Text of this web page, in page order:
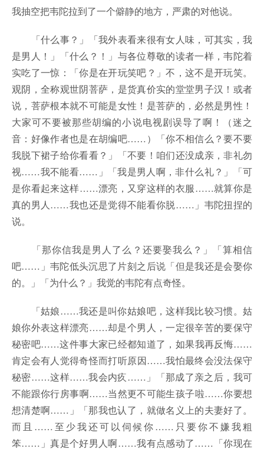
我抽空把韦陀拉到了一个僻静的地方，严肃的对他说。
「什么事？」「我外表看来很有女人味，可其实，我
是男人！」「什么？！」与各位尊敬的读者一样，韦陀着
实吃了一惊：「你是在开玩笑吧？」不，这不是开玩笑。
观阴，全称观世阴菩萨，是货真价实的堂堂男子汉！或者
说，菩萨根本就不可能是女性！是菩萨的，必然是男性！
大家可不要被那些胡编的小说电视剧误导了啊！（迷之
音：好像作者也是在胡编吧……）「你不相信么？要不要
我脱下裙子给你看看？」「不要！咱们还没成亲，非礼勿
视……我不能看……」「我是男人啊，非什么礼？」「可
是你看起来这样……漂亮，又穿这样的衣服……就算你是
真的男人……我也还是觉得不能看你脱……」韦陀扭捏的
说。
「那你信我是男人了么？还要娶我么？」「算相信
吧……」韦陀低头沉思了片刻之后说「但是我还是会娶你
的。」「为什么？」我觉的韦陀有点奇怪。
「姑娘……我还是叫你姑娘吧，这样我比较习惯。姑
娘你外表这样漂亮……却是个男人，一定很辛苦的要保守
秘密吧……这件事大家已经都知道了，如果我再反悔……
肯定会有人觉得奇怪而打听原因……我怕最终会没法保守
秘密……这样……我会内疚……」「那成了亲之后，我可
不能跟你行房事啊……当然更不可能生孩子啦……你要想
想清楚啊……」「那我也认了，就做名义上的夫妻好了。
而且……至少我还可以伺候你……只要你不嫌我粗
笨……」真是个好男人啊……我有点感动了……「你现在